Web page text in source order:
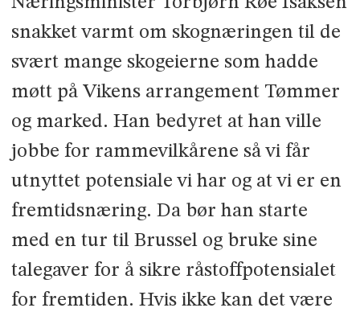
snakket varmt om skognæringen til de
svært mange skogeierne som hadde
møtt på Vikens arrangement Tømmer
og marked. Han bedyret at han ville
jobbe for rammevilkårene så vi får
utnyttet potensiale vi har og at vi er en
fremtidsnæring. Da bør han starte
med en tur til Brussel og bruke sine
talegaver for å sikre råstoffpotensialet
for fremtiden. Hvis ikke kan det være